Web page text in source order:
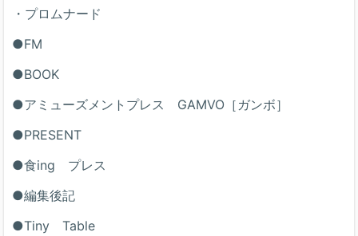
・プロムナード
●FM
●BOOK
●アミューズメントプレス GAMVO［ガンボ］
●PRESENT
●食ing プレス
●編集後記
●Tiny Table